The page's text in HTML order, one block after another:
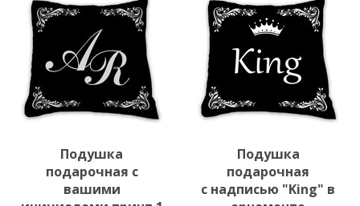
Подушка
подарочная с
вашими
Подушка
подарочная
с надписью "King" в